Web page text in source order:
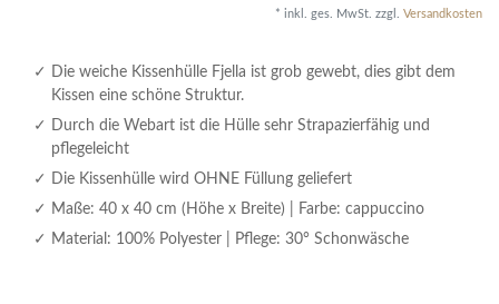
* inkl. ges. MwSt. zzgl. Versandkosten
Die weiche Kissenhülle Fjella ist grob gewebt, dies gibt dem
Kissen eine schöne Struktur.
Durch die Webart ist die Hülle sehr Strapazierfähig und
pflegeleicht
Die Kissenhülle wird OHNE Füllung geliefert
Maße: 40 x 40 cm (Höhe x Breite) | Farbe: cappuccino
Material: 100% Polyester | Pflege: 30° Schonwäsche